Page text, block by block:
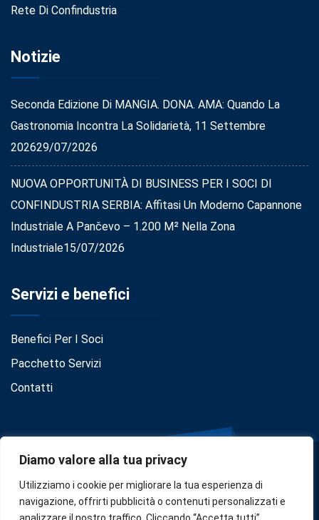
Diamo valore alla tua privacy
Utilizziamo i cookie per migliorare la tua esperienza di
navigazione, offrirti pubblicità o contenuti personalizzati e
Rete Di Confindustria
Notizie
Seconda Edizione Di MANGIA. DONA. AMA: Quando La
Gastronomia Incontra La Solidarietà, 11 Settembre
202629/07/2026
NUOVA OPPORTUNITÀ DI BUSINESS PER I SOCI DI
CONFINDUSTRIA SERBIA: Affitasi Un Moderno Capannone
Industriale A Pančevo – 1.200 M² Nella Zona
Industriale15/07/2026
Servizi e benefici
Benefici Per I Soci
Pacchetto Servizi
Contatti